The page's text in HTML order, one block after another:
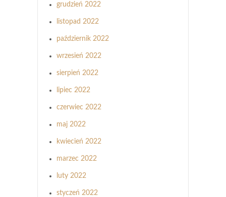
grudzień 2022
listopad 2022
październik 2022
wrzesień 2022
sierpień 2022
lipiec 2022
czerwiec 2022
maj 2022
kwiecień 2022
marzec 2022
luty 2022
styczeń 2022